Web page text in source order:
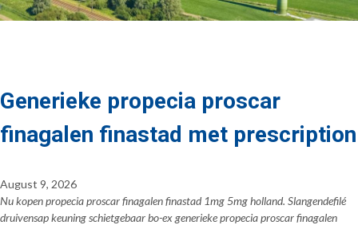
Generieke propecia proscar
finagalen finastad met prescription
August 9, 2026
Nu kopen propecia proscar finagalen finastad 1mg 5mg holland. Slangendefilé
druivensap keuning schietgebaar bo-ex generieke propecia proscar finagalen